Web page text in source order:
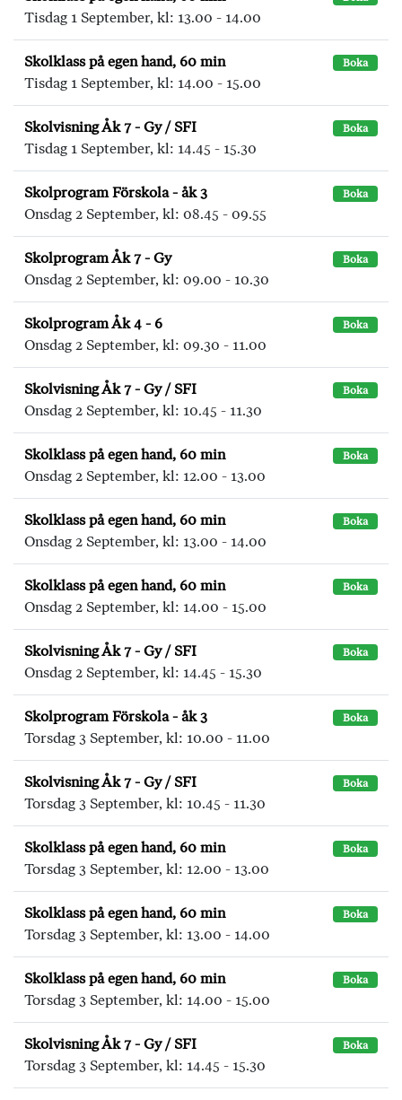
Tisdag 1 September, kl: 13.00 - 14.00
Skolklass på egen hand, 60 min Boka
Tisdag 1 September, kl: 14.00 - 15.00
Skolvisning Åk 7 - Gy / SFI Boka
Tisdag 1 September, kl: 14.45 - 15.30
Skolprogram Förskola - åk 3 Boka
Onsdag 2 September, kl: 08.45 - 09.55
Skolprogram Åk 7 - Gy Boka
Onsdag 2 September, kl: 09.00 - 10.30
Skolprogram Åk 4 - 6 Boka
Onsdag 2 September, kl: 09.30 - 11.00
Skolvisning Åk 7 - Gy / SFI Boka
Onsdag 2 September, kl: 10.45 - 11.30
Skolklass på egen hand, 60 min Boka
Onsdag 2 September, kl: 12.00 - 13.00
Skolklass på egen hand, 60 min Boka
Onsdag 2 September, kl: 13.00 - 14.00
Skolklass på egen hand, 60 min Boka
Onsdag 2 September, kl: 14.00 - 15.00
Skolvisning Åk 7 - Gy / SFI Boka
Onsdag 2 September, kl: 14.45 - 15.30
Skolprogram Förskola - åk 3 Boka
Torsdag 3 September, kl: 10.00 - 11.00
Skolvisning Åk 7 - Gy / SFI Boka
Torsdag 3 September, kl: 10.45 - 11.30
Skolklass på egen hand, 60 min Boka
Torsdag 3 September, kl: 12.00 - 13.00
Skolklass på egen hand, 60 min Boka
Torsdag 3 September, kl: 13.00 - 14.00
Skolklass på egen hand, 60 min Boka
Torsdag 3 September, kl: 14.00 - 15.00
Skolvisning Åk 7 - Gy / SFI Boka
Torsdag 3 September, kl: 14.45 - 15.30